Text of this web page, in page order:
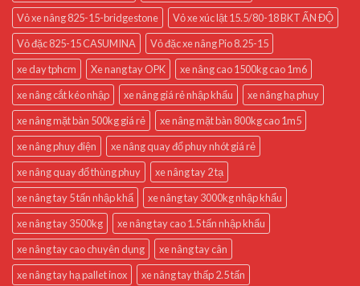
Vỏ xe nâng 825-15-bridgestone
Vỏ xe xúc lật 15.5/80-18 BKT ẤN ĐỘ
Vỏ đặc 825-15 CASUMINA
Vỏ đặc xe nâng Pio 8.25-15
xe day tphcm
Xe nang tay OPK
xe nâng cao 1500kg cao 1m6
xe nâng cắt kéo nhập
xe nâng giá rẻ nhập khẩu
xe nâng hạ phuy
xe nâng mặt bàn 500kg giá rẻ
xe nâng mặt bàn 800kg cao 1m5
xe nâng phuy điện
xe nâng quay đổ phuy nhót giá rẻ
xe nâng quay đổ thùng phuy
xe nâng tay 2 tạ
xe nâng tay 5 tấn nhập khẩ
xe nâng tay 3000kg nhập khẩu
xe nâng tay 3500kg
xe nâng tay cao 1.5 tấn nhập khẩu
xe nâng tay cao chuyên dụng
xe nâng tay cân
xe nâng tay hạ pallet inox
xe nâng tay thấp 2.5 tấn